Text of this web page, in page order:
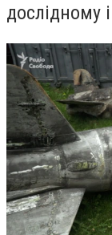
дослідному